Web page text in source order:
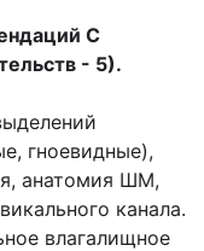
С
- 5).
гноевидные),
анатомия ШМ,
канала.
влагалищное